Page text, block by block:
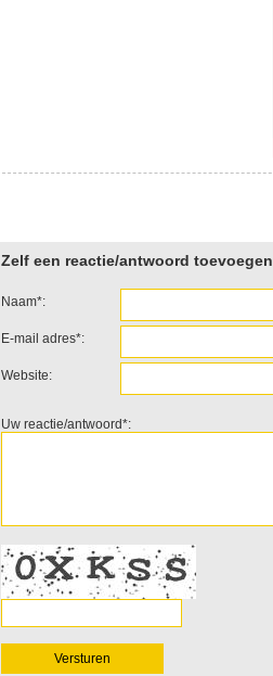
Zelf een reactie/antwoord toevoegen
Naam*:
E-mail adres*:
Website:
Uw reactie/antwoord*: